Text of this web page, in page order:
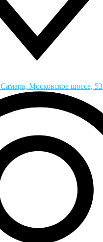
Самара, Московское шоссе, 53